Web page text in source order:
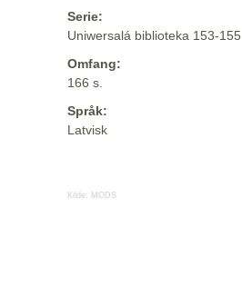
Serie:
Uniwersalá biblioteka 153-155
Omfang:
166 s.
Språk:
Latvisk
Kilde: MODS